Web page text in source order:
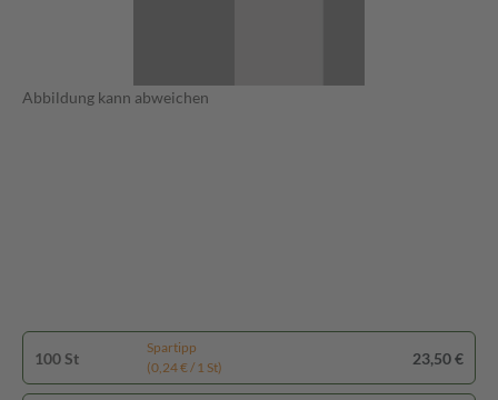
Abbildung kann abweichen
100 St
Spartipp
(0,24 € / 1 St)
23,50 €